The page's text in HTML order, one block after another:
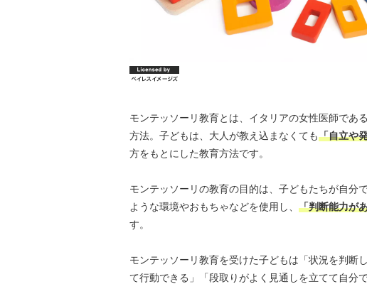
モンテッソーリ教育とは、イタリアの女性医師であ
方法。子どもは、大人が教え込まなくても「自立や
方をもとにした教育方法です。
モンテッソーリの教育の目的は、子どもたちが自分
ような環境やおもちゃなどを使用し、 「判断能力が
す。
モンテッソーリ教育を受けた子どもは「状況を判断
て行動できる」「段取りがよく見通しを立てて自分